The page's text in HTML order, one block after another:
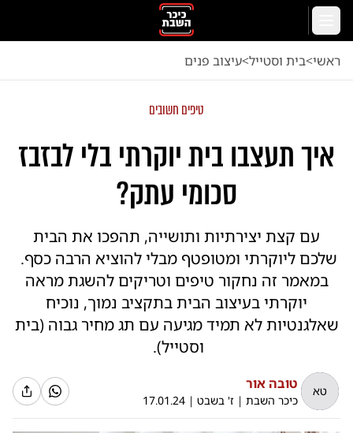
דלג לתוכן הראשי
ראשי<בית וסטייל<עיצוב פנים
טיפים חשובים
איך תעצבו בית יוקרתי בלי לבזבז
סכומי עתק?
עם קצת יצירתיות ותושייה, תהפכו את הבית
שלכם ליוקרתי ומטופטף מבלי להוציא הרבה כסף.
במאמר זה נחקור טיפים וטריקים להשגת מראה
יוקרתי בעיצוב הבית בתקציב נמוך, נוכיח
שאלגנטיות לא תמיד מגיעה עם תג מחיר גבוה (בית
וסטייל).
טא טובה אור
כיכר השבת | ז' בשבט |
17.01.24